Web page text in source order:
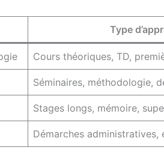
Type
Cours théoriques, TD,
Séminaires, méthodologie,
Stages longs, mémoire,
Démarches